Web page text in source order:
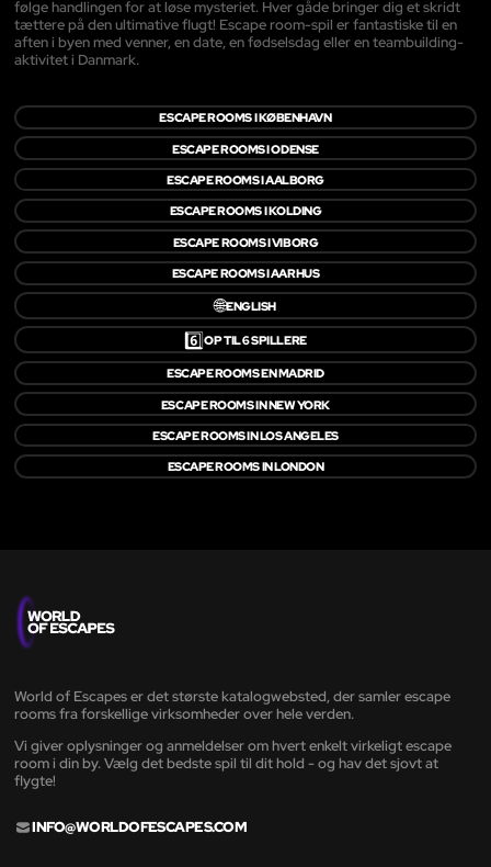
følge handlingen for at løse mysteriet. Hver gåde bringer dig et skridt
tættere på den ultimative flugt! Escape room-spil er fantastiske til en
aften i byen med venner, en date, en fødselsdag eller en teambuilding-
aktivitet i Danmark.
ESCAPE ROOMS I KØBENHAVN
ESCAPE ROOMS I ODENSE
ESCAPE ROOMS I AALBORG
ESCAPE ROOMS I KOLDING
ESCAPE ROOMS I VIBORG
ESCAPE ROOMS I AARHUS
🌐ENGLISH
6️⃣OP TIL 6 SPILLERE
ESCAPE ROOMS EN MADRID
ESCAPE ROOMS IN NEW YORK
ESCAPE ROOMS IN LOS ANGELES
ESCAPE ROOMS IN LONDON
World of Escapes er det største katalogwebsted, der samler escape
rooms fra forskellige virksomheder over hele verden.
Vi giver oplysninger og anmeldelser om hvert enkelt virkeligt escape
room i din by. Vælg det bedste spil til dit hold - og hav det sjovt at
flygte!
INFO@WORLDOFESCAPES.COM